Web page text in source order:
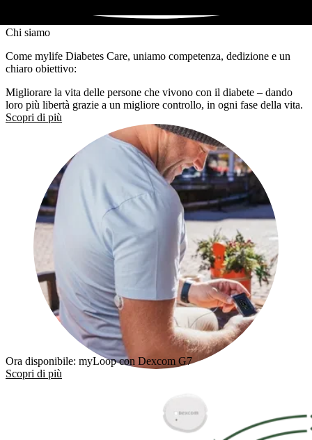
Chi siamo
Come mylife Diabetes Care, uniamo competenza, dedizione e un
chiaro obiettivo:
Migliorare la vita delle persone che vivono con il diabete – dando
loro più libertà grazie a un migliore controllo, in ogni fase della vita.
Scopri di più
Ora disponibile: myLoop con Dexcom G7
Scopri di più